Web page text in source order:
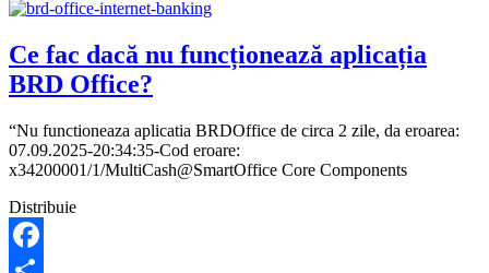
Ce fac dacă nu funcționează aplicația
BRD Office?
“Nu functioneaza aplicatia BRDOffice de circa 2 zile, da eroarea:
07.09.2025-20:34:35-Cod eroare:
x34200001/1/MultiCash@SmartOffice Core Components
Distribuie